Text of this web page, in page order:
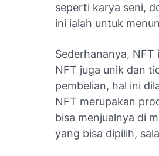
seperti karya seni,
ini ialah untuk
Sederhananya,
NFT juga unik dan
pembelian, hal ini
NFT merupakan
bisa menjualnya di
yang bisa dipilih,